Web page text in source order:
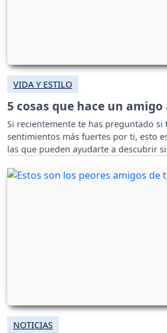
VIDA Y ESTILO
5 cosas que hace un
Si recientemente te has preguntado si
sentimientos más fuertes por ti, esto
las que pueden ayudarte a descubrir
NOTICIAS